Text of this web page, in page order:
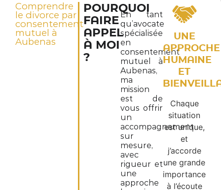
Comprendre
le divorce par
consentement
mutuel à
Aubenas
POURQUOI
FAIRE
APPEL
À MOI
?
En tant
qu’avocate
spécialisée
en
consentement
mutuel à
Aubenas,
ma
mission
est de
vous offrir
un
accompagnement
sur
mesure,
avec
rigueur et
une
approche
UNE
APPROCHE
HUMAINE
ET
Chaque
situation
est unique,
et
j’accorde
une grande
importance
à l’écoute